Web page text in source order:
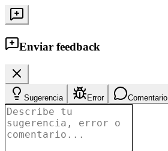
Enviar feedback
Sugerencia Error Comentario